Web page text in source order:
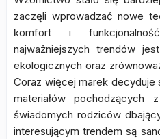
zaczęli wprowadzać nowe
komfort i
najważniejszych trendów
ekologicznych oraz
Coraz więcej marek decyduje
materiałów pochodzących
świadomych rodziców
interesującym trendem są